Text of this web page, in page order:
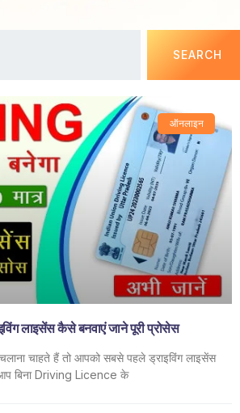
SEARCH
ऑनलाइन
लाइसेंस कैसे बनवाएं जाने पूरी प्रोसेस
चाहते हैं तो आपको सबसे पहले ड्राइविंग लाइसेंस
बिना Driving Licence के